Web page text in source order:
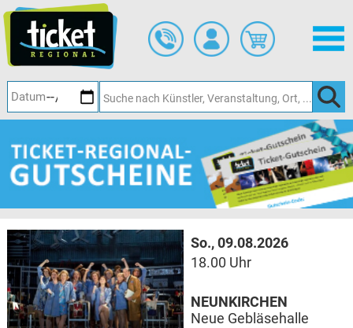
Hauptinhalt
springen
So., 09.08.2026
18.00 Uhr
NEUNKIRCHEN
Neue Gebläsehalle